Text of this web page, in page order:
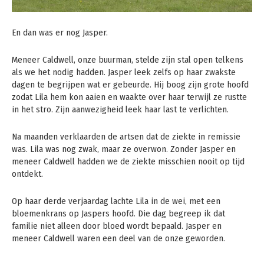
En dan was er nog Jasper.
Meneer Caldwell, onze buurman, stelde zijn stal open telkens
als we het nodig hadden. Jasper leek zelfs op haar zwakste
dagen te begrijpen wat er gebeurde. Hij boog zijn grote hoofd
zodat Lila hem kon aaien en waakte over haar terwijl ze rustte
in het stro. Zijn aanwezigheid leek haar last te verlichten.
Na maanden verklaarden de artsen dat de ziekte in remissie
was. Lila was nog zwak, maar ze overwon. Zonder Jasper en
meneer Caldwell hadden we de ziekte misschien nooit op tijd
ontdekt.
Op haar derde verjaardag lachte Lila in de wei, met een
bloemenkrans op Jaspers hoofd. Die dag begreep ik dat
familie niet alleen door bloed wordt bepaald. Jasper en
meneer Caldwell waren een deel van de onze geworden.